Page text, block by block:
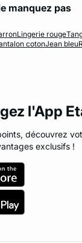
manquez pas
Lingerie rouge
cotonJean bleu
l'App
découvrez
exclusifs !